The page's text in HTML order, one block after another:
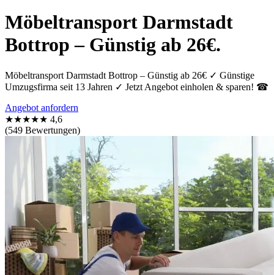
Möbeltransport Darmstadt
Bottrop – Günstig ab 26€.
Möbeltransport Darmstadt Bottrop – Günstig ab 26€ ✓ Günstige
Umzugsfirma seit 13 Jahren ✓ Jetzt Angebot einholen & sparen! ☎
Angebot anfordern
★★★★★ 4,6
(549 Bewertungen)